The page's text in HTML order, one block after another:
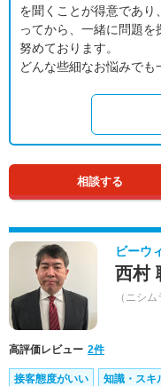
を聞くことが得意であ
ってから、一緒に問題
努めております。
どんな些細なお悩みでも
相談する
ビーウ
西村
（ニシム
高評価レビュー 2件
接客態度がいい 知識・スキ